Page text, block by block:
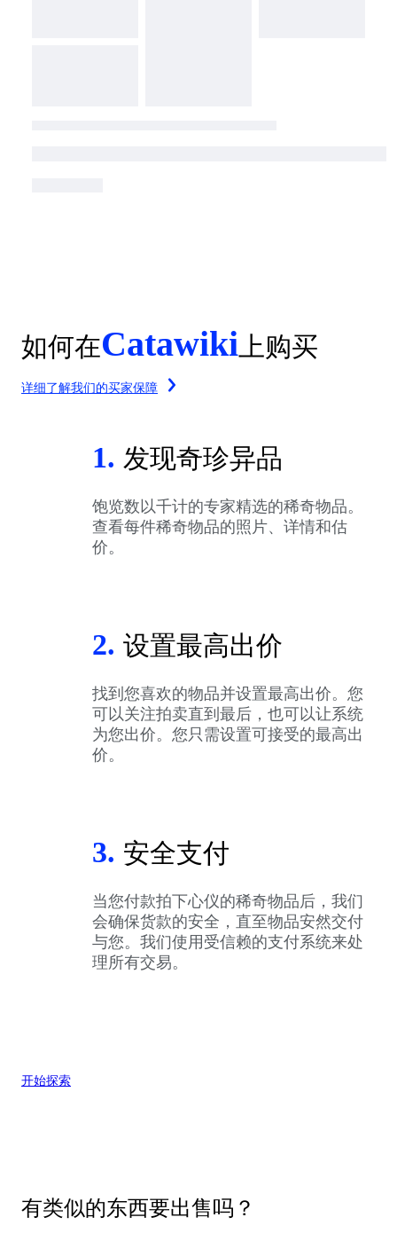
如何在Catawiki 上购买
详细了解我们的买家保障
1. 发现奇珍异品
饱览数以千计的专家精选的稀奇物品。
查看每件稀奇物品的照片、详情和估
价。
2. 设置最高出价
找到您喜欢的物品并设置最高出价。您
可以关注拍卖直到最后，也可以让系统
为您出价。您只需设置可接受的最高出
价。
3. 安全支付
当您付款拍下心仪的稀奇物品后，我们
会确保货款的安全，直至物品安然交付
与您。我们使用受信赖的支付系统来处
理所有交易。
开始探索
有类似的东西要出售吗？